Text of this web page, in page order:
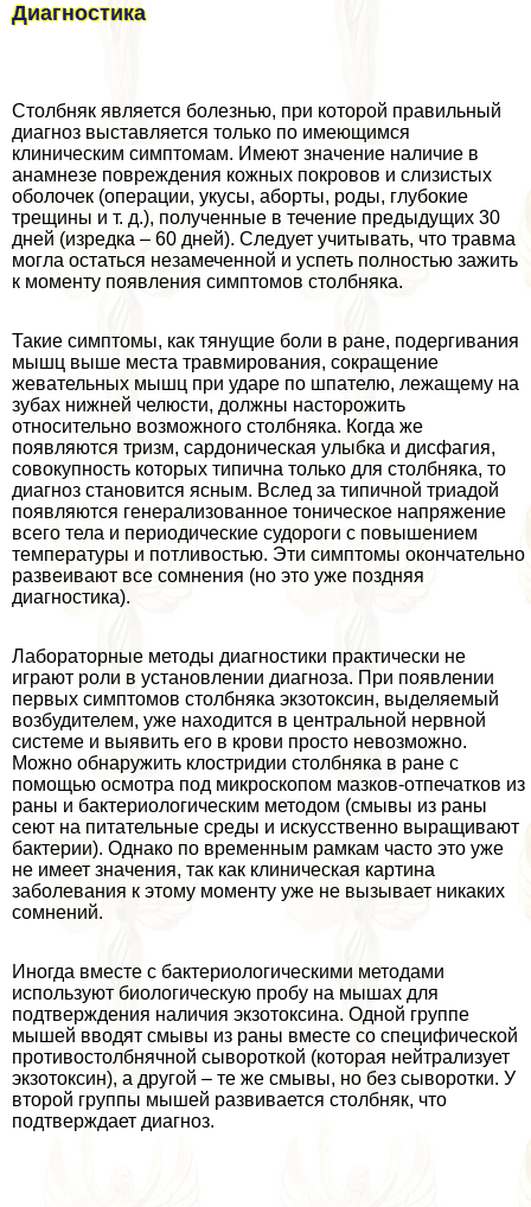
Диагностика
Столбняк является болезнью, при которой правильный
диагноз выставляется только по имеющимся
клиническим симптомам. Имеют значение наличие в
анамнезе повреждения кожных покровов и слизистых
оболочек (операции, укусы, aбopты, роды, глубокие
трещины и т. д.), полученные в течение предыдущих 30
дней (изредка – 60 дней). Следует учитывать, что травма
могла остаться незамеченной и успеть полностью зажить
к моменту появления симптомов столбняка.
Такие симптомы, как тянущие боли в ране, подергивания
мышц выше места травмирования, сокращение
жевательных мышц при ударе по шпателю, лежащему на
зубах нижней челюсти, должны насторожить
относительно возможного столбняка. Когда же
появляются тризм, сардоническая улыбка и дисфагия,
совокупность которых типична только для столбняка, то
диагноз становится ясным. Вслед за типичной триадой
появляются генерализованное тоническое напряжение
всего тела и периодические судороги с повышением
температуры и потливостью. Эти симптомы окончательно
развеивают все сомнения (но это уже поздняя
диагностика).
Лабораторные методы диагностики пpaктически не
играют роли в установлении диагноза. При появлении
первых симптомов столбняка экзотоксин, выделяемый
возбудителем, уже находится в центральной нервной
системе и выявить его в крови просто невозможно.
Можно обнаружить клостридии столбняка в ране с
помощью осмотра под микроскопом мазков-отпечатков из
раны и бактериологическим методом (смывы из раны
сеют на питательные среды и искусственно выращивают
бактерии). Однако по временным рамкам часто это уже
не имеет значения, так как клиническая картина
заболевания к этому моменту уже не вызывает никаких
сомнений.
Иногда вместе с бактериологическими методами
используют биологическую пробу на мышах для
подтверждения наличия экзотоксина. Одной группе
мышей вводят смывы из раны вместе со специфической
противостолбнячной сывороткой (которая нейтрализует
экзотоксин), а другой – те же смывы, но без сыворотки. У
второй группы мышей развивается столбняк, что
подтверждает диагноз.